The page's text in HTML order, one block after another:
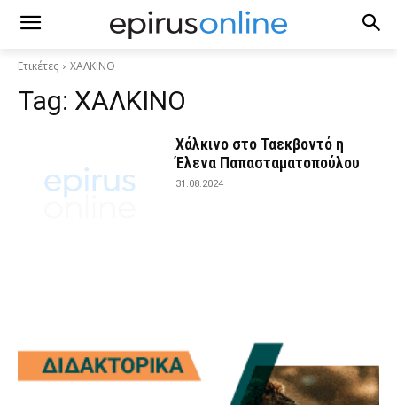
Ετικέτες ΧΑΛΚΙΝΟ
Tag: ΧΑΛΚΙΝΟ
Χάλκινo στο Ταεκβοντό η
Έλενα Παπασταματοπούλου
31.08.2024